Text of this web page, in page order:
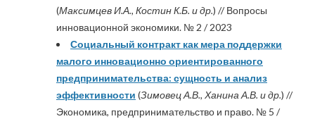
(Максимцев И.А., Костин К.Б. и др.) // Вопросы
инновационной экономики. № 2 / 2023
Социальный контракт как мера поддержки
малого инновационно ориентированного
предпринимательства: сущность и анализ
эффективности (Зимовец А.В., Ханина А.В. и др.) //
Экономика, предпринимательство и право. № 5 /